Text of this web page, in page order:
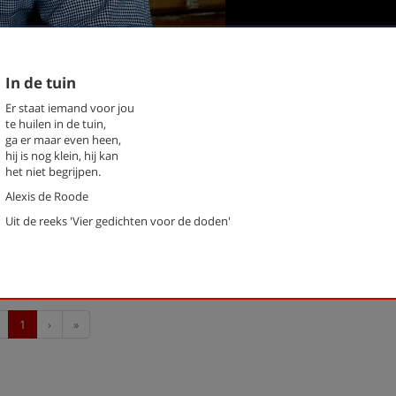
een gedicht
/ titel gedicht
Alexis de
De bergtoppen van de geest
1 ›Next»Last
In de tuin
Er staat iemand voor jou
te huilen in de tuin,
ga er maar even heen,
hij is nog klein, hij kan
het niet begrijpen.
Alexis de Roode
Uit de reeks 'Vier gedichten voor de doden'